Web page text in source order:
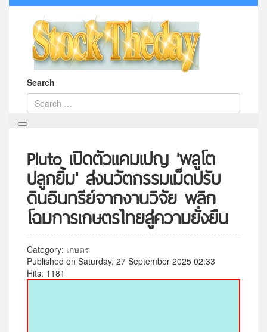
Search
Pluto เปิดตัวแคมเปญ 'พลูโต
ปลูกยิ้ม' ส่งนวัตกรรมเม็ดปรับ
ดินอินทรีย์จากงานวิจัย พลิก
โฉมการเกษตรไทยสู่ความยั่งยืน
Category: เกษตร
Published on Saturday, 27 September 2025 02:33
Hits: 1181